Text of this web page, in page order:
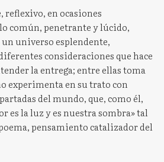
reflexivo, en ocasiones
común, penetrante y lúcido,
un universo esplendente,
consideraciones que hace
la entrega; entre ellas toma
experimenta en su trato con
del mundo, que, como él,
es la luz y es nuestra sombra» tal
pensamiento catalizador del